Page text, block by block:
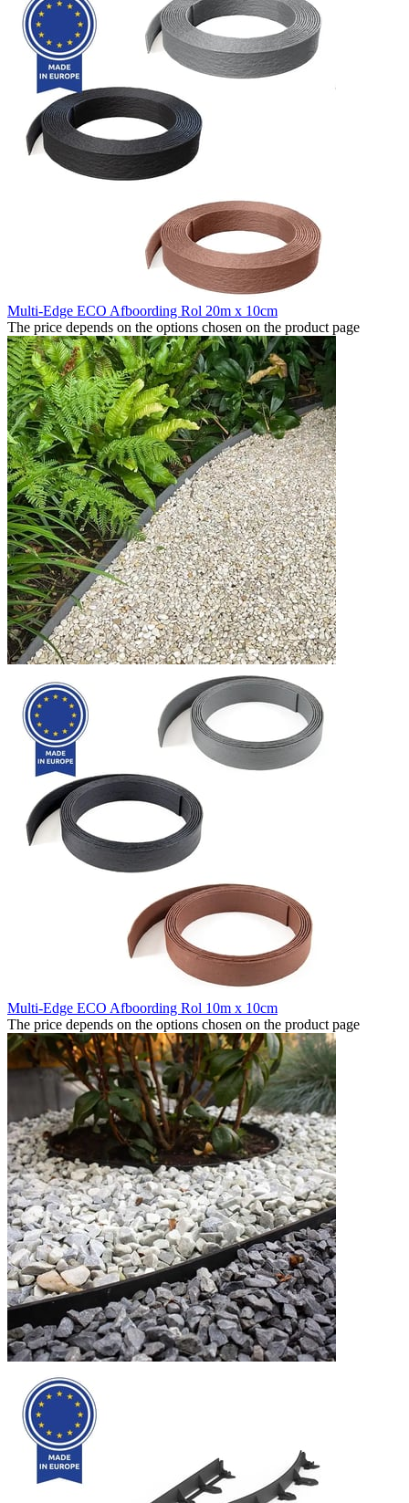
Multi-Edge ECO Afboording Rol 20m x 10cm
The price depends on the options chosen on the product page
Multi-Edge ECO Afboording Rol 10m x 10cm
The price depends on the options chosen on the product page